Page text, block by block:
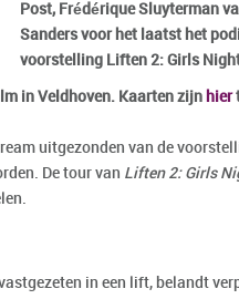
Post, Frédérique Sluyterman
Sanders voor het laatst het
voorstelling Liften 2: Girls
in Veldhoven. Kaarten zijn hier
uitgezonden van de
De tour van Liften 2: Girls
in een lift, belandt